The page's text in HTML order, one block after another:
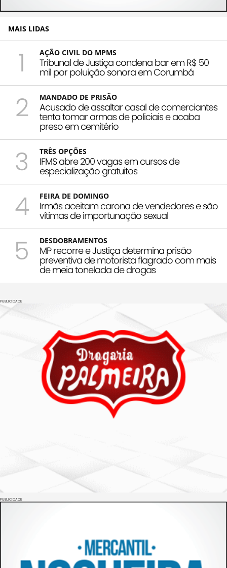
MAIS LIDAS
1 AÇÃO CIVIL DO MPMS
Tribunal de Justiça condena bar em R$ 50
mil por poluição sonora em Corumbá
2 MANDADO DE PRISÃO
Acusado de assaltar casal de comerciantes
tenta tomar armas de policiais e acaba
preso em cemitério
3 TRÊS OPÇÕES
IFMS abre 200 vagas em cursos de
especialização gratuitos
4 FEIRA DE DOMINGO
Irmãs aceitam carona de vendedores e são
vítimas de importunação sexual
5 DESDOBRAMENTOS
MP recorre e Justiça determina prisão
preventiva de motorista flagrado com mais
de meia tonelada de drogas
PUBLICIDADE
PUBLICIDADE